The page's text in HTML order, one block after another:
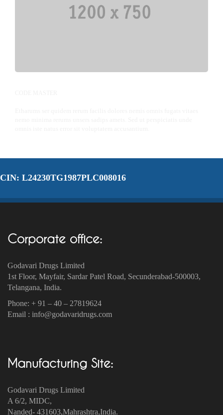
CIN: L24230TG1987PLC008016
Corporate office:
Godavari Drugs Limited
1st Floor, Mayfair, Sardar Patel Road, Secunderabad-500003‎,
Telangana, India.
Phone: + 91 – 40 – 27819624
Email : info@godavaridrugs.com
Manufacturing Site:
Godavari Drugs Limited
A 6/2, MIDC,
Nanded- 431603,Mahrashtra,India.